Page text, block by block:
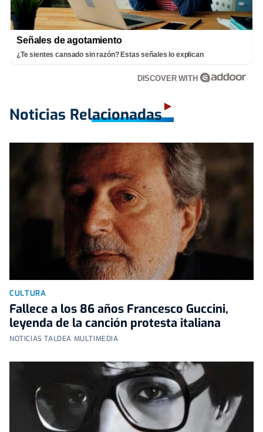
Señales de agotamiento
¿Te sientes cansado sin razón? Estas señales lo explican
DISCOVER WITH
Noticias Relacionadas
CULTURA
Fallece a los 86 años Francesco Guccini,
leyenda de la canción protesta italiana
NOTICIAS TALDEA MULTIMEDIA